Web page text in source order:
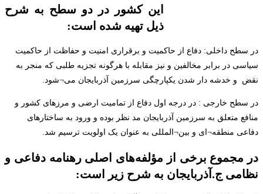
این کشور در دو سطح به شرح
ذیل تهیه شده است:
در سطح داخلی: دفاع از حاکمیت و برقراری امنیت و حفاظت از حاکمیت
سیاسی در برابر مخالفین و نیز مقابله با هرگونه تجزیه طلبی که منجر به
نقض و خدشه دار شدن یکپارچگی سرزمین آذربایجان می¬شود.
در سطح خارجی : در درجه اول دفاع از تمامیت ارضی و مرزهای کشور و
منافع متعلق به سرزمین آذربایجان مد نظر بوده و ورود به ساختارهای
دفاعی منطقه¬ای و بین¬المللی به عنوان یک اولویت ترسیم شد.
در مجموع برخی از مؤلفه‌های اصلی رهنامه دفاعی و
نظامی ج.آذربایجان به شرح زیر است: